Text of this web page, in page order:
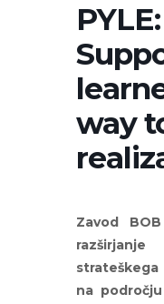
PYLE:
way
Zavod
na